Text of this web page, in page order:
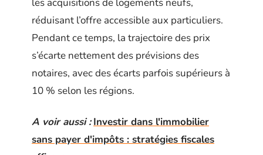
réduisant l’offre accessible aux particuliers.
Pendant ce temps, la trajectoire des prix
s’écarte nettement des prévisions des
notaires, avec des écarts parfois supérieurs à
10 % selon les régions.
A voir aussi : Investir dans l'immobilier
sans payer d'impôts : stratégies fiscales